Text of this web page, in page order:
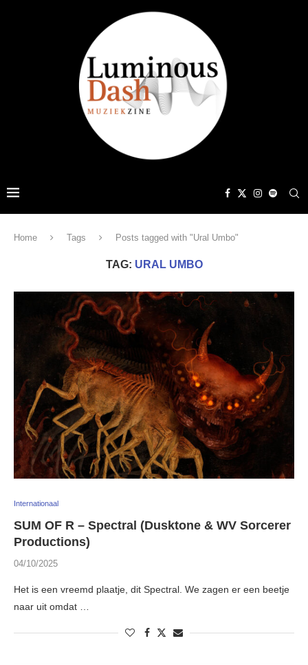
Home Tags Posts tagged with "Ural Umbo"
TAG: URAL UMBO
Internationaal
SUM OF R – Spectral (Dusktone & WV Sorcerer
Productions)
04/10/2025
Het is een vreemd plaatje, dit Spectral. We zagen er een beetje
naar uit omdat …